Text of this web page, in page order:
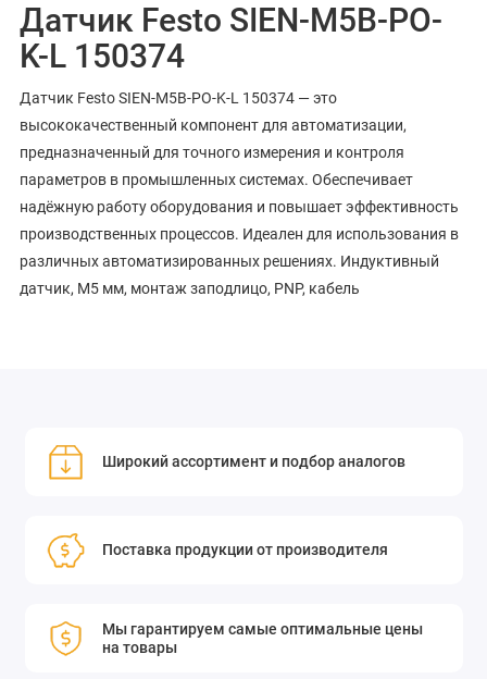
Датчик Festo SIEN-M5B-PO-
K-L 150374
Датчик Festo SIEN-M5B-PO-K-L 150374 — это
высококачественный компонент для автоматизации,
предназначенный для точного измерения и контроля
параметров в промышленных системах. Обеспечивает
надёжную работу оборудования и повышает эффективность
производственных процессов. Идеален для использования в
различных автоматизированных решениях. Индуктивный
датчик, M5 мм, монтаж заподлицо, PNP, кабель
Широкий ассортимент и подбор аналогов
Поставка продукции от производителя
Мы гарантируем самые оптимальные цены
на товары